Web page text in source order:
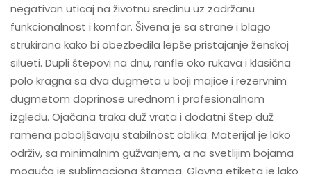
negativan uticaj na životnu sredinu uz zadržanu
funkcionalnost i komfor. Šivena je sa strane i blago
strukirana kako bi obezbedila lepše pristajanje ženskoj
silueti. Dupli štepovi na dnu, ranfle oko rukava i klasična
polo kragna sa dva dugmeta u boji majice i rezervnim
dugmetom doprinose urednom i profesionalnom
izgledu. Ojačana traka duž vrata i dodatni štep duž
ramena poboljšavaju stabilnost oblika. Materijal je lako
održiv, sa minimalnim gužvanjem, a na svetlijim bojama
moguća je sublimaciona štampa. Glavna etiketa je lako